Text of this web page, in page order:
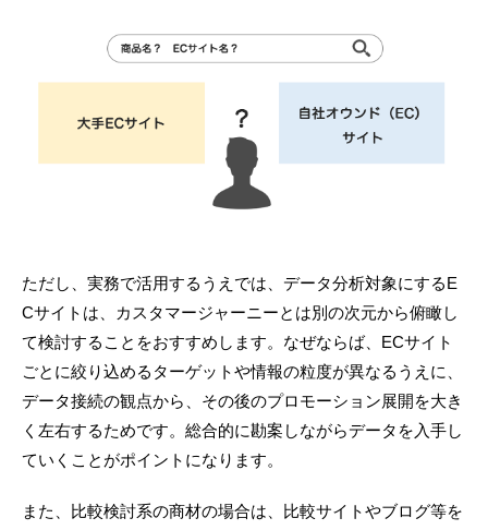
ただし、実務で活用するうえでは、データ分析対象にするE
Cサイトは、カスタマージャーニーとは別の次元から俯瞰し
て検討することをおすすめします。なぜならば、ECサイト
ごとに絞り込めるターゲットや情報の粒度が異なるうえに、
データ接続の観点から、その後のプロモーション展開を大き
く左右するためです。総合的に勘案しながらデータを入手し
ていくことがポイントになります。
また、比較検討系の商材の場合は、比較サイトやブログ等を